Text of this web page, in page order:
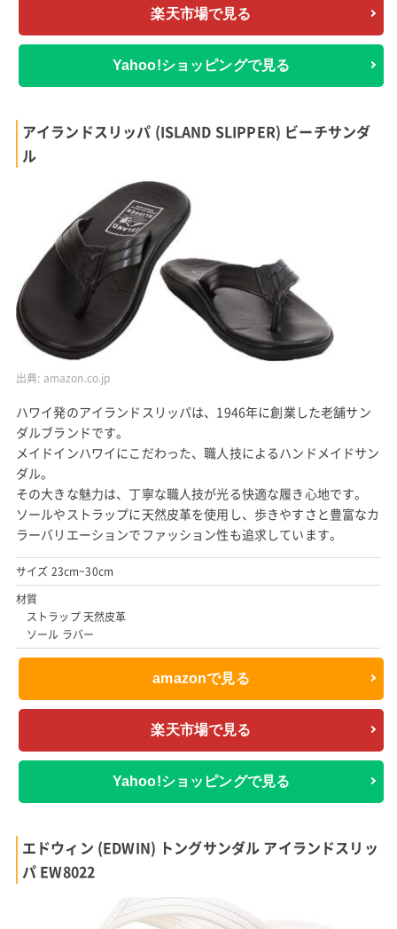
楽天市場で見る
Yahoo!ショッピングで見る
アイランドスリッパ (ISLAND SLIPPER) ビーチサンダ
ル
出典: amazon.co.jp
ハワイ発のアイランドスリッパは、1946年に創業した老舗サン
ダルブランドです。
メイドインハワイにこだわった、職人技によるハンドメイドサン
ダル。
その大きな魅力は、丁寧な職人技が光る快適な履き心地です。
ソールやストラップに天然皮革を使用し、歩きやすさと豊富なカ
ラーバリエーションでファッション性も追求しています。
サイズ 23cm~30cm
材質
ストラップ 天然皮革
ソール ラバー
amazonで見る
楽天市場で見る
Yahoo!ショッピングで見る
エドウィン (EDWIN) トングサンダル アイランドスリッ
パ EW8022